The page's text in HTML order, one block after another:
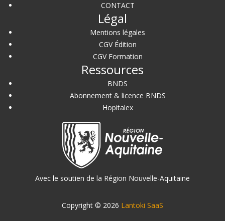
CONTACT
Légal
Mentions légales
CGV Édition
CGV Formation
Ressources
BNDS
Abonnement & licence BNDS
Hopitalex
Avec le soutien de la Région Nouvelle-Aquitaine
Copyright © 2026 Lantoki SaaS